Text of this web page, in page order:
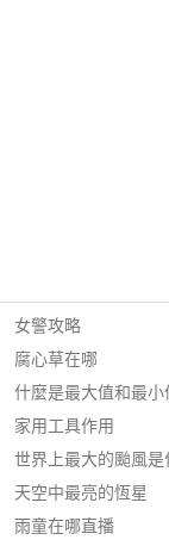
女警攻略
腐心草在哪
什麼是最大值和最小
家用工具作用
世界上最大的颱風是
天空中最亮的恆星
雨童在哪直播